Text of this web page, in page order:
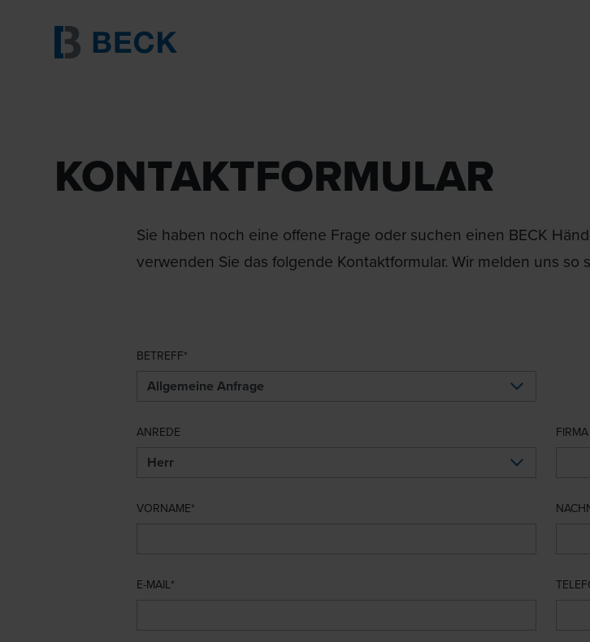
KONTAKTFORMULAR
Sie haben noch eine offene Frage oder suchen einen BECK
verwenden Sie das folgende Kontaktformular. Wir melden uns
BETREFF
ANREDE FIRMA
VORNAME
E-MAIL